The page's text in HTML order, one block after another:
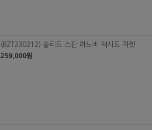
(BZT230212) 솔리드 스판 하노바 턱시도 자켓
259,000원